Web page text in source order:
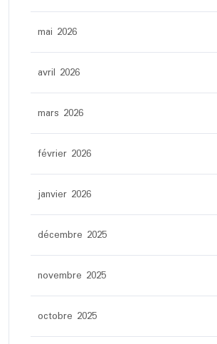
mai 2026
avril 2026
mars 2026
février 2026
janvier 2026
décembre 2025
novembre 2025
octobre 2025